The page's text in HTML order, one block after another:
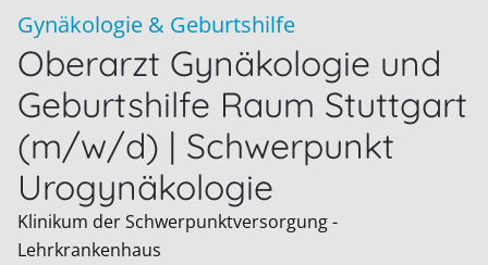
Gynäkologie & Geburtshilfe
Oberarzt Gynäkologie und
Geburtshilfe Raum Stuttgart
(m/w/d) | Schwerpunkt
Urogynäkologie
Klinikum der Schwerpunktversorgung -
Lehrkrankenhaus